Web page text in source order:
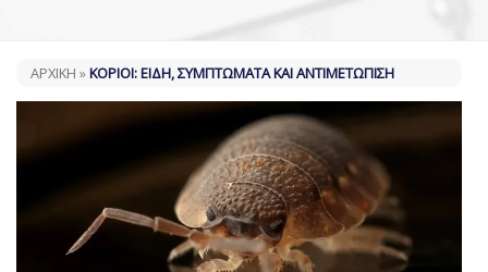
ΑΡΧΙΚΗ »ΚΟΡΙΟΊ: ΕΊΔΗ, ΣΥΜΠΤΏΜΑΤΑ ΚΑΙ ΑΝΤΙΜΕΤΏΠΙΣΗ